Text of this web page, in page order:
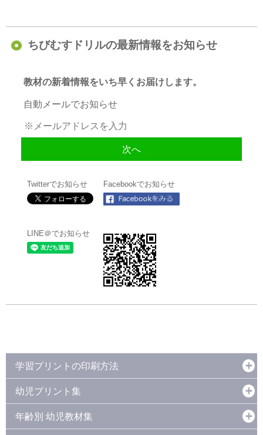
ちびむすドリルの最新情報をお知らせ
教材の新着情報をいち早くお届けします。
自動メールでお知らせ
Twitterでお知らせ Facebookでお知らせ
LINE＠でお知らせ
学習プリントの印刷方法
幼児プリント集
年齢別 幼児教材集